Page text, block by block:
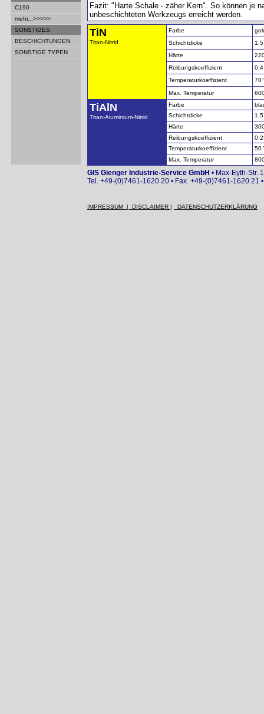
C190
mehr...>>>>>
SONSTIGES
BESCHICHTUNGEN
SONSTIGE TYPEN
Fazit: "Harte Schale - zäher Kern". So können je
unbeschichteten Werkzeugs erreicht werden.
TiN
Titan-Nitrid
Farbe
Schichtdicke
Härte
Reibungskoeffizient
Temperaturkoeffizient
70
Max. Temperatur
TiAlN
Titan-Aluminium-Nitrid
Farbe
Schichtdicke
Härte
Reibungskoeffizient
Temperaturkoeffizient
50
Max. Temperatur
GIS Gienger Industrie-Service GmbH • Max-Eyth-Str.
Tel. +49-(0)7461-1620 20 • Fax. +49-(0)7461-1620 21
IMPRESSUM | DISCLAIMER | DATENSCHUTZERKLÄRUNG